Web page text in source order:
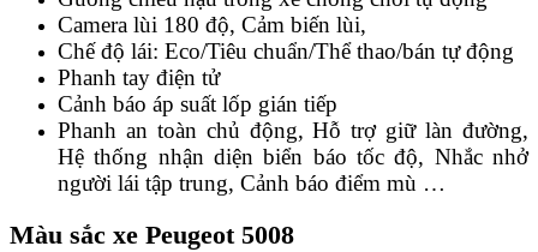
Camera lùi 180 độ, Cảm biến lùi,
Chế độ lái: Eco/Tiêu chuẩn/Thể thao/bán tự động
Phanh tay điện tử
Cảnh báo áp suất lốp gián tiếp
Phanh an toàn chủ động, Hỗ trợ giữ làn đường,
Hệ thống nhận diện biển báo tốc độ, Nhắc nhở
người lái tập trung, Cảnh báo điểm mù …
Màu sắc xe Peugeot 5008